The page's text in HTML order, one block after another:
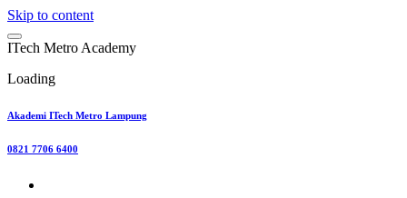
Skip to content
ITech Metro Academy
Loading
Akademi ITech Metro Lampung
0821 7706 6400